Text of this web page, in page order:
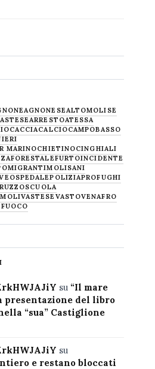
AGNONESEALTOMOLISE
ARRESTOATESSA
CACCIACALCIOCAMPOBASSO
MARINOCHIETINOCINGHIALI
FORESTALEFURTOINCIDENTE
MIGRANTIMOLISANI
OSPEDALEPOLIZIAPROFUGHI
SCUOLA
VASTESE VASTOVENAFRO
su “Il mare
presentazione del libro
“sua” Castiglione
su
e restano bloccati